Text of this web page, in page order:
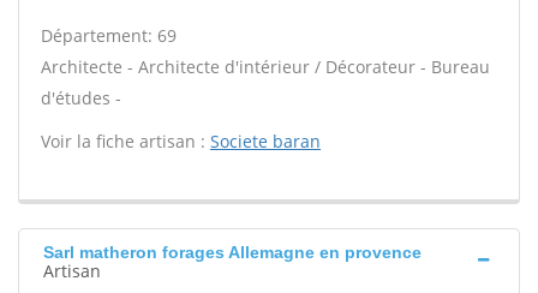
Département: 69
Architecte - Architecte d'intérieur / Décorateur - Bureau
d'études -
Voir la fiche artisan : Societe baran
Sarl matheron forages Allemagne en provence
Artisan